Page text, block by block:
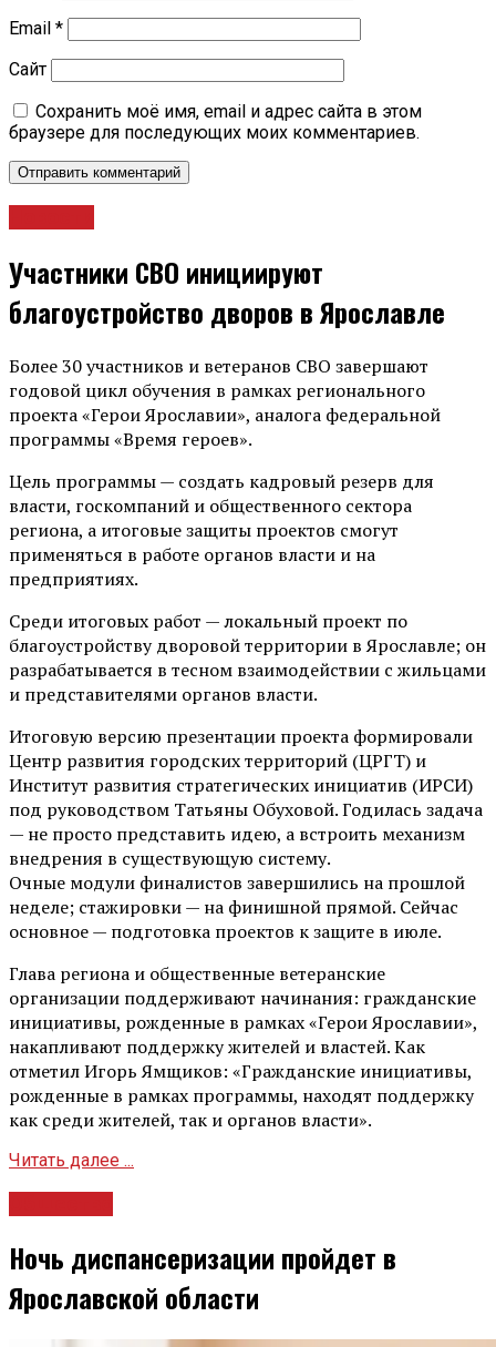
Email *
Сайт
Сохранить моё имя, email и адрес сайта в этом
браузере для последующих моих комментариев.
Участники СВО инициируют
благоустройство дворов в Ярославле
Более 30 участников и ветеранов СВО завершают
годовой цикл обучения в рамках регионального
проекта «Герои Ярославии», аналога федеральной
программы «Время героев».
Цель программы — создать кадровый резерв для
власти, госкомпаний и общественного сектора
региона, а итоговые защиты проектов смогут
применяться в работе органов власти и на
предприятиях.
Среди итоговых работ — локальный проект по
благоустройству дворовой территории в Ярославле; он
разрабатывается в тесном взаимодействии с жильцами
и представителями органов власти.
Итоговую версию презентации проекта формировали
Центр развития городских территорий (ЦРГТ) и
Институт развития стратегических инициатив (ИРСИ)
под руководством Татьяны Обуховой. Годилась задача
— не просто представить идею, а встроить механизм
внедрения в существующую систему.
Очные модули финалистов завершились на прошлой
неделе; стажировки — на финишной прямой. Сейчас
основное — подготовка проектов к защите в июле.
Глава региона и общественные ветеранские
организации поддерживают начинания: гражданские
инициативы, рожденные в рамках «Герои Ярославии»,
накапливают поддержку жителей и властей. Как
отметил Игорь Ямщиков: «Гражданские инициативы,
рожденные в рамках программы, находят поддержку
как среди жителей, так и органов власти».
Читать далее ...
Ночь диспансеризации пройдет в
Ярославской области